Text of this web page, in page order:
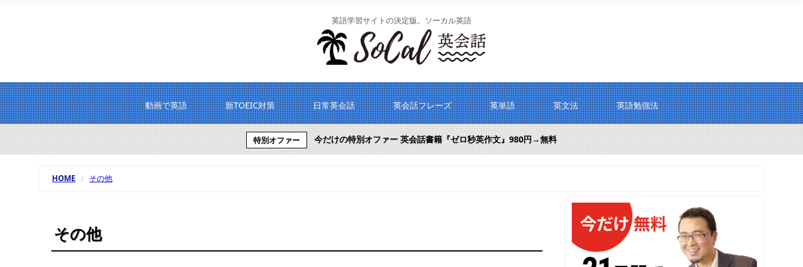
英語学習サイトの決定版。ソーカル英語
動画で英語 新TOEIC対策 日常英会話 英会話フレーズ 英単語 英文法 英語勉強法
特別オファー 今だけの特別オファー 英会話書籍『ゼロ秒英作文』980円→無料
HOME その他
その他